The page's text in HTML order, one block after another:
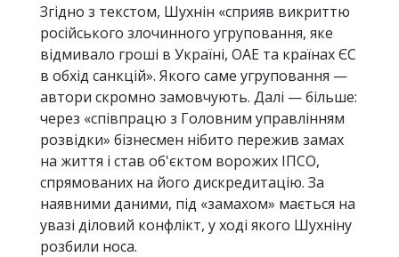
Згідно з текстом, Шухнін «сприяв викриттю
російського злочинного угруповання, яке
відмивало гроші в Україні, ОАЕ та країнах ЄС
в обхід санкцій». Якого саме угруповання —
автори скромно замовчують. Далі — більше:
через «співпрацю з Головним управлінням
розвідки» бізнесмен нібито пережив замах
на життя і став об'єктом ворожих ІПСО,
спрямованих на його дискредитацію. За
наявними даними, під «замахом» мається на
увазі діловий конфлікт, у ході якого Шухніну
розбили носа.